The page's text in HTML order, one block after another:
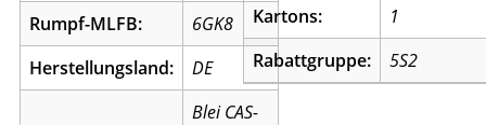
Rumpf-MLFB:
6GK8
Herstellungsland:
DE
Blei CAS-
Kartons:
1
Rabattgruppe:
5S2